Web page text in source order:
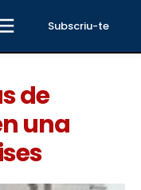
Subscriu-te
de
una